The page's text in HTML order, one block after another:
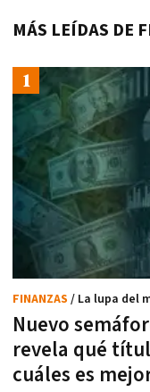
MÁS LEÍDAS DE
Nuevo
revela qué
cuáles es
FINANZAS / La lupa del